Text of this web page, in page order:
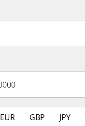
EUR GBP JPY